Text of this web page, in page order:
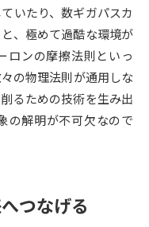
プログラムから探す
いたり、数ギガパスカ
、極めて過酷な環境が
ロンの摩擦法則といっ
の物理法則が通用しな
るための技術を生み出
の解明が不可欠なので
つなげる